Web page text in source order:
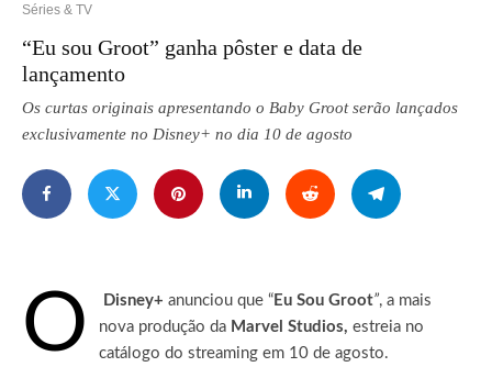
Séries & TV
“Eu sou Groot” ganha pôster e data de
lançamento
Os curtas originais apresentando o Baby Groot serão lançados
exclusivamente no Disney+ no dia 10 de agosto
O Disney+ anunciou que “ Eu Sou Groot”, a mais
nova produção da Marvel Studios, estreia no
catálogo do streaming em 10 de agosto.